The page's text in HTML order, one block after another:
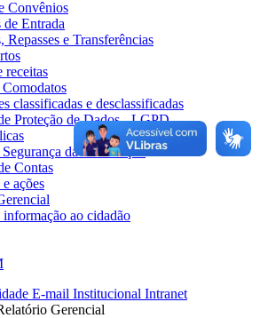
Convênios
Entrada
Repasses e Transferências
receitas
classificadas e desclassificadas
Proteção de Dados - LGPD
da Informação
Contas
ações
informação ao cidadão
E-mail Institucional Intranet
Gerencial